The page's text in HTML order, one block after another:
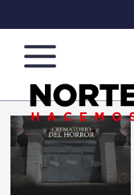
Norte
de
Ciudad
Más
que
noticias,